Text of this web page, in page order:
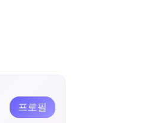
프로필